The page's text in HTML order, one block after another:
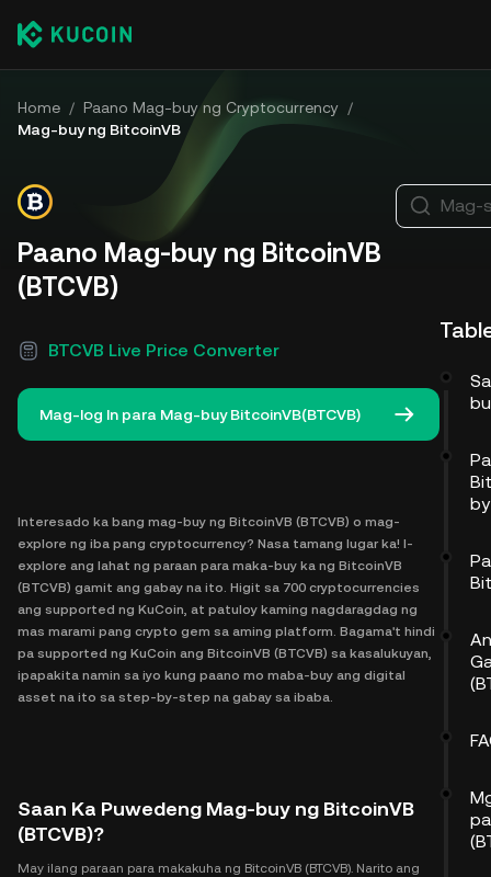
Home / Paano Mag-buy ng Cryptocurrency /
Mag-buy ng BitcoinVB
Paano Mag-buy ng BitcoinVB
(BTCVB)
BTCVB Live Price Converter
Mag-log In para Mag-buy BitcoinVB(BTCVB)
Interesado ka bang mag-buy ng BitcoinVB (BTCVB) o mag-
explore ng iba pang cryptocurrency? Nasa tamang lugar ka! I-
explore ang lahat ng paraan para maka-buy ka ng BitcoinVB
(BTCVB) gamit ang gabay na ito. Higit sa 700 cryptocurrencies
ang supported ng KuCoin, at patuloy kaming nagdaragdag ng
mas marami pang crypto gem sa aming platform. Bagama't hindi
pa supported ng KuCoin ang BitcoinVB (BTCVB) sa kasalukuyan,
ipapakita namin sa iyo kung paano mo maba-buy ang digital
asset na ito sa step-by-step na gabay sa ibaba.
Saan Ka Puwedeng Mag-buy ng BitcoinVB
(BTCVB)?
May ilang paraan para makakuha ng BitcoinVB (BTCVB). Narito ang
Mag-